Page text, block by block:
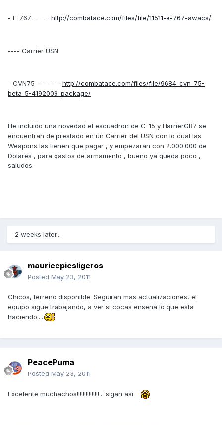
- E-767------ http://combatace.com/files/file/11511-e-767-awacs/
---- Carrier USN
- CVN75 -------- http://combatace.com/files/file/9684-cvn-75-
beta-5-4192009-package/
He incluido una novedad el escuadron de C-15 y HarrierGR7 se
encuentran de prestado en un Carrier del USN con lo cual las
Weapons las tienen que pagar , y empezaran con 2.000.000 de
Dolares , para gastos de armamento , bueno ya queda poco ,
saludos.
2 weeks later...
mauricepiesligeros
Posted May 23, 2011
Chicos, terreno disponible. Seguiran mas actualizaciones, el
equipo sigue trabajando, a ver si cocas enseña lo que esta
haciendo....
PeacePuma
Posted May 23, 2011
Excelente muchachos!!!!!!!!!!!!!!!... sigan asi